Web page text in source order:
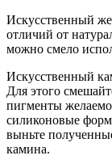
Искусственный
отличий от
можно смело
Искусственный
Для этого
пигменты
силиконовые
выньте
камина.